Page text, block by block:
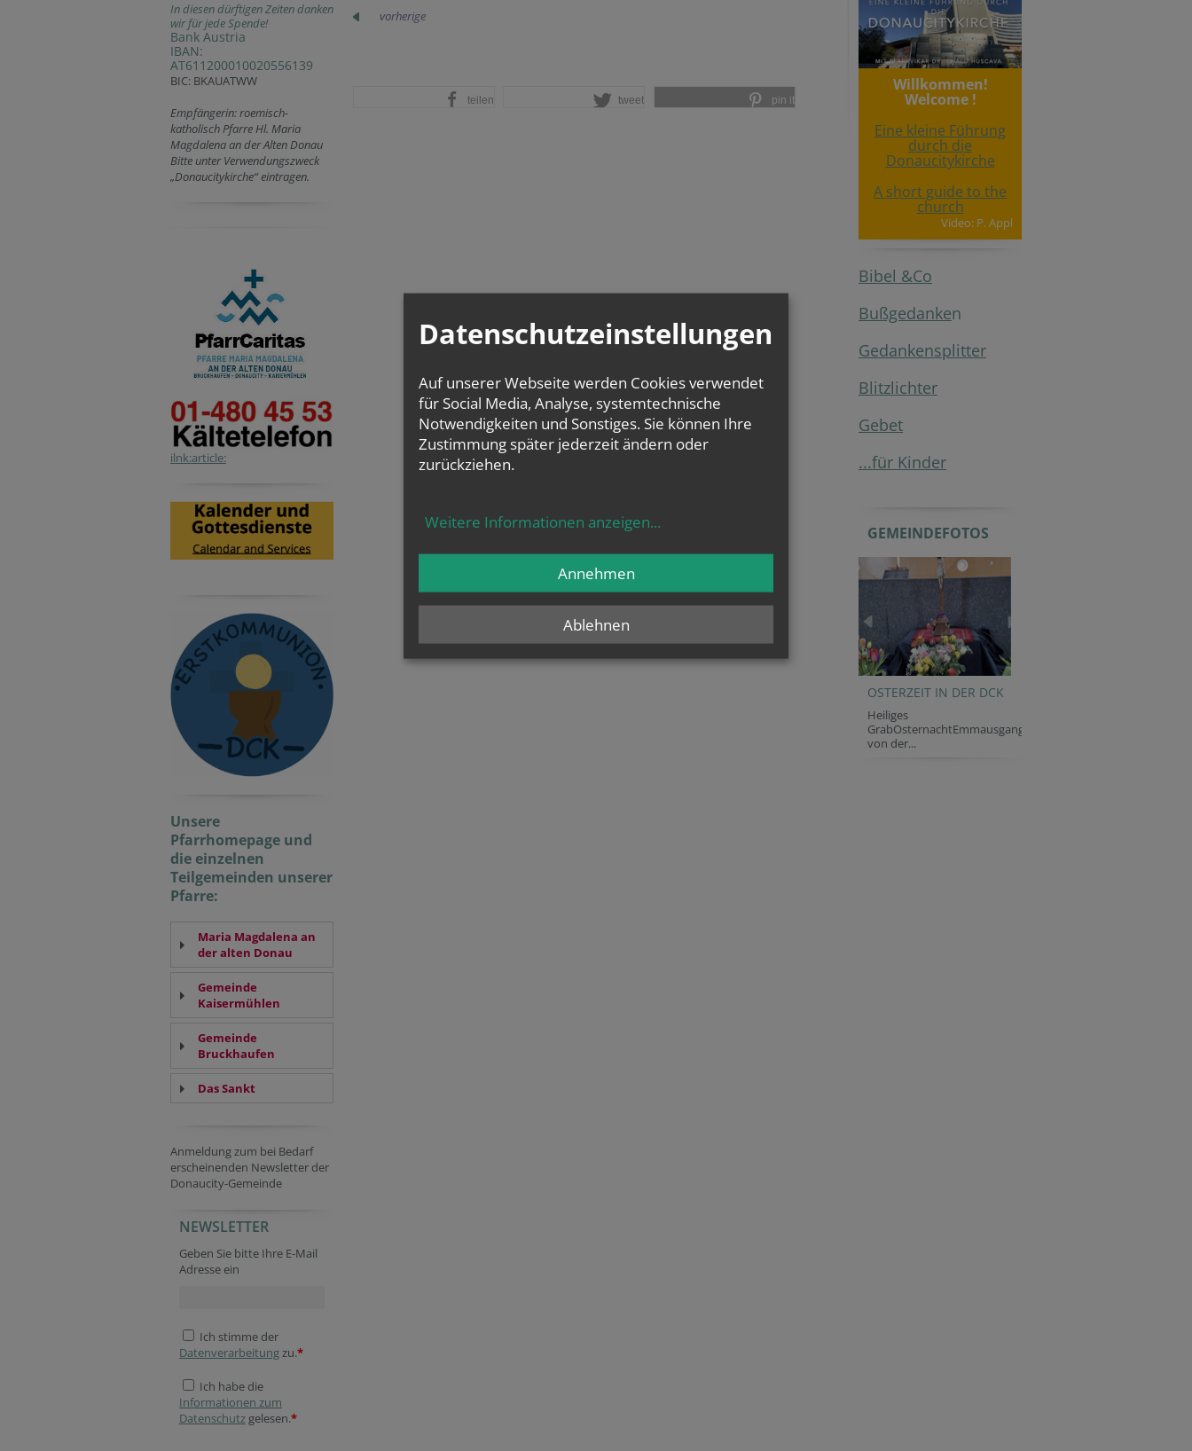
In diesen dürftigen Zeiten danken
wir für jede Spende!
Bank Austria
IBAN:
AT611200010020556139
BIC: BKAUATWW
Empfängerin: roemisch-
katholisch Pfarre Hl. Maria
Magdalena an der Alten Donau
Bitte unter Verwendungszweck
„Donaucitykirche“ eintragen.
ilnk:article:
Unsere
Pfarrhomepage und
die einzelnen
Teilgemeinden unserer
Pfarre:
Maria Magdalena an
der alten Donau
Gemeinde
Kaisermühlen
Gemeinde
Bruckhaufen
Das Sankt
Anmeldung zum bei Bedarf
erscheinenden Newsletter der
Donaucity-Gemeinde
NEWSLETTER
Geben Sie bitte Ihre E-Mail
Adresse ein
Ich stimme der
Datenverarbeitungzu.*
Ich habe die
Informationen zum
Datenschutz gelesen.*
vorherige
teilen tweet pin it
Willkommen!
Welcome !
Eine kleine Führung
durch die
Donaucitykirche
A short guide to the
church
Video: P. Appl
Bibel &Co
Bußgedanken
Gedankensplitter
Blitzlichter
Gebet
...für Kinder
GEMEINDEFOTOS
OSTERZEIT IN DER DCK
Heiliges
GrabOsternachtEmmausgang
von der...
Datenschutzeinstellungen
Auf unserer Webseite werden Cookies verwendet
für Social Media, Analyse, systemtechnische
Notwendigkeiten und Sonstiges. Sie können Ihre
Zustimmung später jederzeit ändern oder
zurückziehen.
Weitere Informationen anzeigen...
Ablehnen
Annehmen